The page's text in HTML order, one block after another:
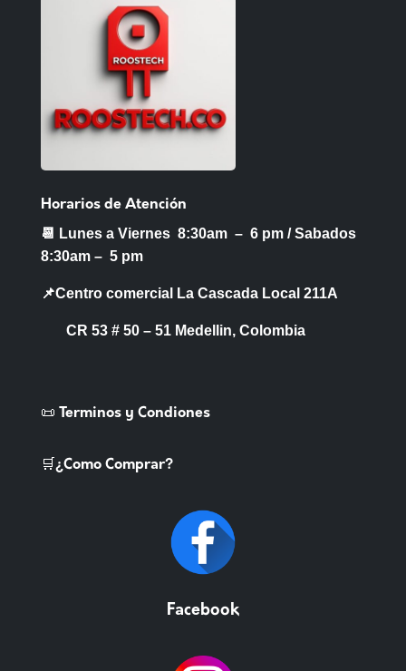
Horarios de Atención
📆 Lunes a Viernes 8:30am – 6 pm /Sabados
8:30am – 5 pm
📌Centro comercial La Cascada Local 211A
CR 53 # 50 – 51 Medellin, Colombia
📜 Terminos y Condiones
🛒¿Como Comprar?
Facebook